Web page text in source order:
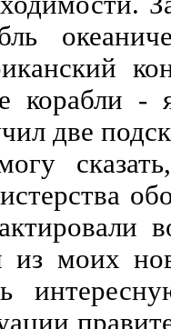
корабли -
две
из моих